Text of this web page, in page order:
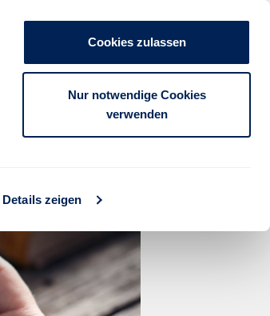
Details zeigen
Cookies zulassen
Nur notwendige Cookies
verwenden
Unternehmen Presse Kontakt
FÜR PARTNER FÜR KUNDEN